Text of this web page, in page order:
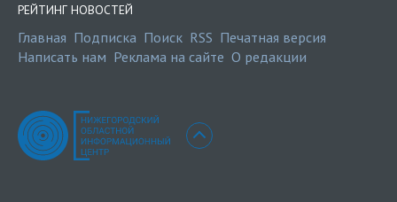
РЕЙТИНГ НОВОСТЕЙ
Главная Подписка Поиск RSS Печатная версия
Написать нам Реклама на сайте О редакции